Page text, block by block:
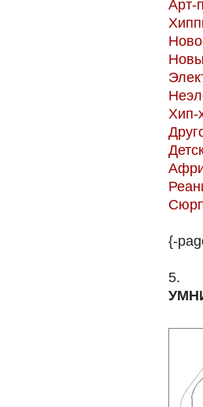
Арт-
Хип-
{-
5.